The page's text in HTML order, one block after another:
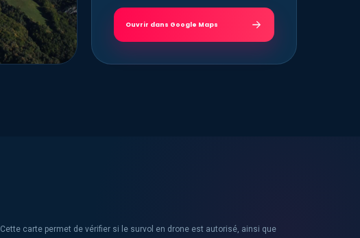
Ouvrir dans Google Maps
Cette carte permet de vérifier si le survol en drone est autorisé, ainsi que